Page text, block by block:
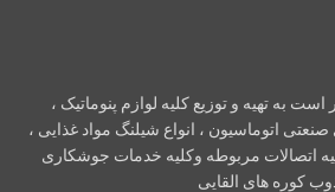
به تهیه و توزیع کلیه لوازم پنوماتیک ،
صنعتی اتوماسیون ، انواع شیلنگ مواد غذایی ،
اتصالات مربوطه وکلیه خدمات جوشکاری
کوره های القایی